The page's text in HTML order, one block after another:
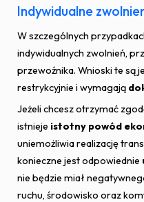
Indywidualne
W szczególnych
indywidualnych zwolnień,
przewoźnika. Wnioski te są
restrykcyjnie i wymagają
Jeżeli chcesz otrzymać
istnieje istotny powód
uniemożliwia realizację
konieczne jest odpowiednie
nie będzie miał
ruchu, środowisko oraz